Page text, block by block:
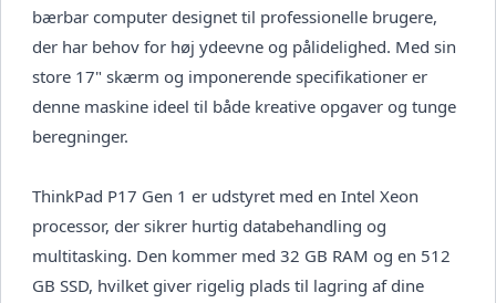
bærbar computer designet til professionelle brugere,
der har behov for høj ydeevne og pålidelighed. Med sin
store 17" skærm og imponerende specifikationer er
denne maskine ideel til både kreative opgaver og tunge
beregninger.
ThinkPad P17 Gen 1 er udstyret med en Intel Xeon
processor, der sikrer hurtig databehandling og
multitasking. Den kommer med 32 GB RAM og en 512
GB SSD, hvilket giver rigelig plads til lagring af dine